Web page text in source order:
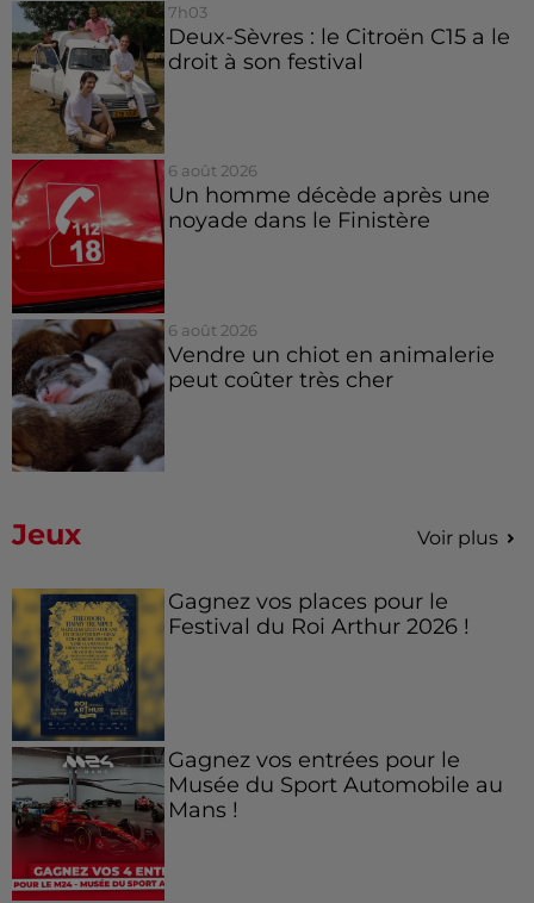
7h03
Deux-Sèvres : le Citroën C15 a le
droit à son festival
6 août 2026
Un homme décède après une
noyade dans le Finistère
6 août 2026
Vendre un chiot en animalerie
peut coûter très cher
Jeux Voir plus
Gagnez vos places pour le
Festival du Roi Arthur 2026 !
Gagnez vos entrées pour le
Musée du Sport Automobile au
Mans !